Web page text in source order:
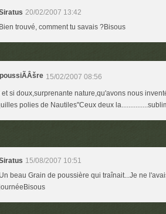
20/02/2007 13:42
Bien trouvé, comment tu savais ?Bisous
15/02/2007 08:56
si doux,surprenante nature,qu'avons nous
polies de Nautiles"Ceux deux
15/08/2007 10:51
Un beau Grain de poussière qui traînait...Je ne